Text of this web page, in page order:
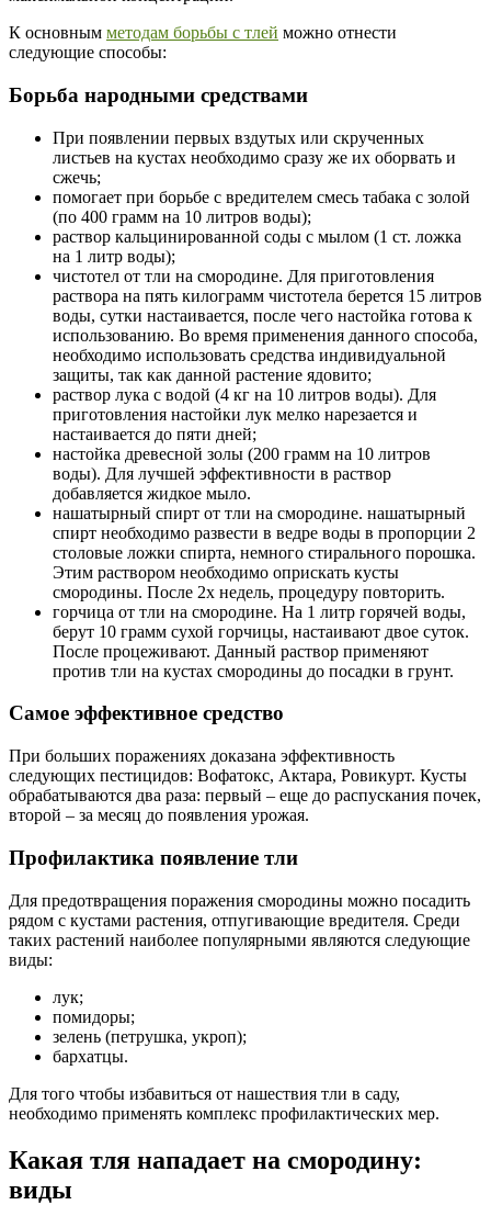
К основным методам борьбы с тлей можно отнести
следующие способы:
Борьба народными средствами
При появлении первых вздутых или скрученных
листьев на кустах необходимо сразу же их оборвать и
сжечь;
помогает при борьбе с вредителем смесь табака с золой
(по 400 грамм на 10 литров воды);
раствор кальцинированной соды с мылом (1 ст. ложка
на 1 литр воды);
чистотел от тли на смородине. Для приготовления
раствора на пять килограмм чистотела берется 15 литров
воды, сутки настаивается, после чего настойка готова к
использованию. Во время применения данного способа,
необходимо использовать средства индивидуальной
защиты, так как данной растение ядовито;
раствор лука с водой (4 кг на 10 литров воды). Для
приготовления настойки лук мелко нарезается и
настаивается до пяти дней;
настойка древесной золы (200 грамм на 10 литров
воды). Для лучшей эффективности в раствор
добавляется жидкое мыло.
нашатырный спирт от тли на смородине. нашатырный
спирт необходимо развести в ведре воды в пропорции 2
столовые ложки спирта, немного стирального порошка.
Этим раствором необходимо оприскать кусты
смородины. После 2х недель, процедуру повторить.
горчица от тли на смородине. На 1 литр горячей воды,
берут 10 грамм сухой горчицы, настаивают двое суток.
После процеживают. Данный раствор применяют
против тли на кустах смородины до посадки в грунт.
Самое эффективное средство
При больших поражениях доказана эффективность
следующих пестицидов: Вофатокс, Актара, Ровикурт. Кусты
обрабатываются два раза: первый – еще до распускания почек,
второй – за месяц до появления урожая.
Профилактика появление тли
Для предотвращения поражения смородины можно посадить
рядом с кустами растения, отпугивающие вредителя. Среди
таких растений наиболее популярными являются следующие
виды:
лук;
помидоры;
зелень (петрушка, укроп);
бархатцы.
Для того чтобы избавиться от нашествия тли в саду,
необходимо применять комплекс профилактических мер.
Какая тля нападает на смородину:
виды